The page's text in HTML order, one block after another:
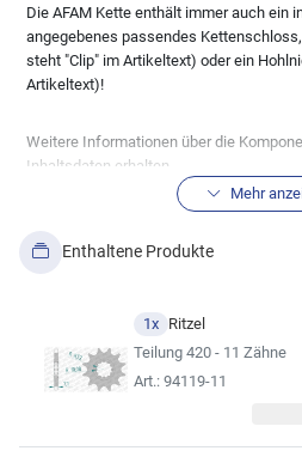
Die AFAM Kette enthält immer auch ein
angegebenes passendes
steht "Clip" im Artikeltext) oder ein
Artikeltext)!
Weitere Informationen über die
Inhaltsdaten erhalten.
BITTE prüft auch anhand der
soweit Euch das möglich ist um
Standardausführung geliefert!
Ritzel/Räder mit Schlammnuten
gesonderten Anfrage per Mail.
Solltet Ihr eine andere Übersetzung
Mehr
Enthaltene Produkte
1x Ritzel
Teilung 420 - 11 Zähne
Art.: 94119-11